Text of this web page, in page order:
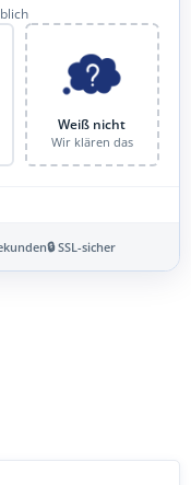
Weiß nicht
Wir klären das
🔒 SSL-sicher